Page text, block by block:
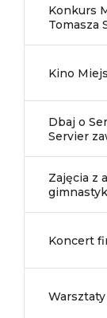
Konkurs
Tomasza
Kino
Dbaj o
Servier
Zajęcia z
Koncert